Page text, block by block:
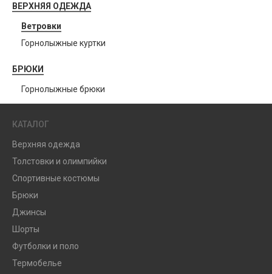
ВЕРХНЯЯ ОДЕЖДА
Ветровки
Горнолыжные куртки
БРЮКИ
Горнолыжные брюки
КАТАЛОГ
Верхняя одежда
Толстовки и олимпийки
Спортивные костюмы
Брюки
Джинсы
Шорты
Футболки и поло
Термобелье